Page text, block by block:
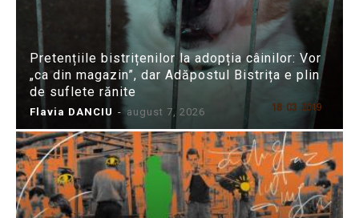
Pretențiile bistrițenilor la adopția câinilor: Vor
„ca din magazin”, dar Adăpostul Bistrița e plin
de suflete rănite
Flavia DANCIU - august 7, 2026